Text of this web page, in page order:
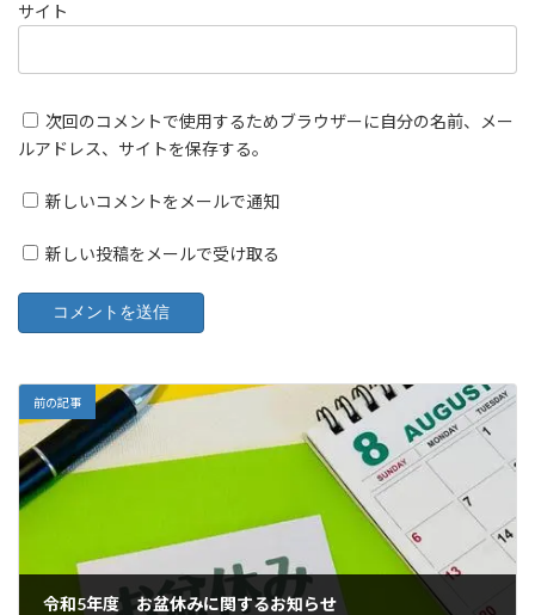
サイト
次回のコメントで使用するためブラウザーに自分の名前、メー
ルアドレス、サイトを保存する。
新しいコメントをメールで通知
新しい投稿をメールで受け取る
前の記事
令和5年度 お盆休みに関するお知らせ